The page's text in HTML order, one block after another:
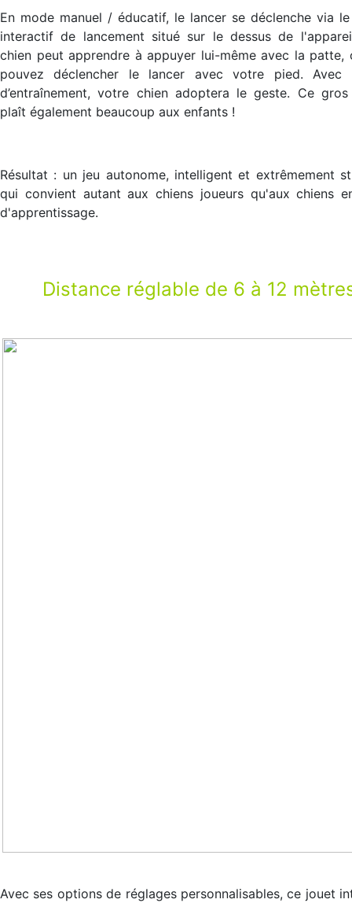
En mode manuel / éducatif, le lancer se déclenche via
interactif de lancement situé sur le dessus de
chien peut apprendre à appuyer lui-même avec la patte,
pouvez déclencher le lancer avec votre pied. Avec
d’entraînement, votre chien adoptera le geste. Ce
plaît également beaucoup aux enfants !
Résultat : un jeu autonome, intelligent et extrêmement
qui convient autant aux chiens joueurs qu'aux chiens
d'apprentissage.
Distance réglable de 6 à 12
Avec ses options de réglages personnalisables, ce jouet